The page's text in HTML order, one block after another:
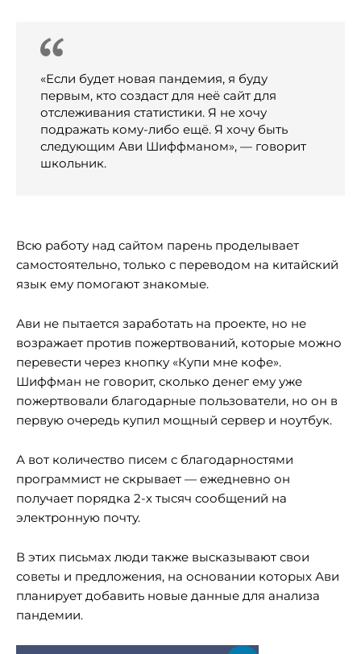
«Если будет новая пандемия, я буду
первым, кто создаст для неё сайт для
отслеживания статистики. Я не хочу
подражать кому-либо ещё. Я хочу быть
следующим Ави Шиффманом», — говорит
школьник.
Всю работу над сайтом парень проделывает
самостоятельно, только с переводом на китайский
язык ему помогают знакомые.
Ави не пытается заработать на проекте, но не
возражает против пожертвований, которые можно
перевести через кнопку «Купи мне кофе».
Шиффман не говорит, сколько денег ему уже
пожертвовали благодарные пользователи, но он в
первую очередь купил мощный сервер и ноутбук.
А вот количество писем с благодарностями
программист не скрывает — ежедневно он
получает порядка 2-х тысяч сообщений на
электронную почту.
В этих письмах люди также высказывают свои
советы и предложения, на основании которых Ави
планирует добавить новые данные для анализа
пандемии.